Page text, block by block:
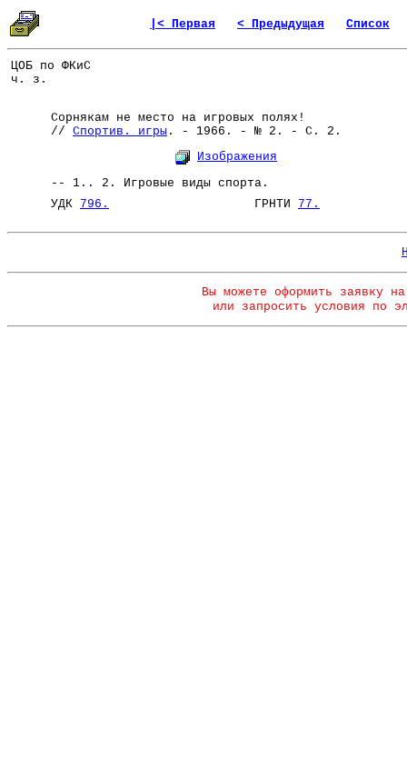
|< Первая < Предыдущая Список
ЦОБ по ФКиС
ч. з.
Сорнякам не место на игровых полях!
// Спортив. игры . - 1966. - № 2. - С. 2.
Изображения
-- 1.. 2. Игровые виды спорта.
УДК 796. ГРНТИ 77.
Вы можете оформить заявку
или запросить условия по